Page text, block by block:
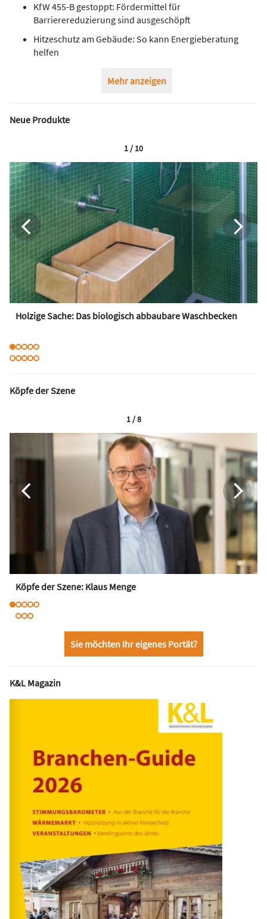
KfW 455-B gestoppt: Fördermittel für
Barrierereduzierung sind ausgeschöpft
Hitzeschutz am Gebäude: So kann Energieberatung
helfen
Mehr anzeigen
Neue Produkte
Holzige Sache: Das biologisch abbaubare Waschbecken
1 / 10
Köpfe der Szene
Köpfe der Szene: Klaus Menge
1 / 8
Sie möchten Ihr eigenes Portät?
K&L Magazin